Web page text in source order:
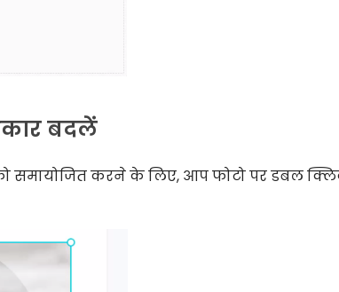
बदलें
समायोजित करने के लिए, आप फोटो पर डबल